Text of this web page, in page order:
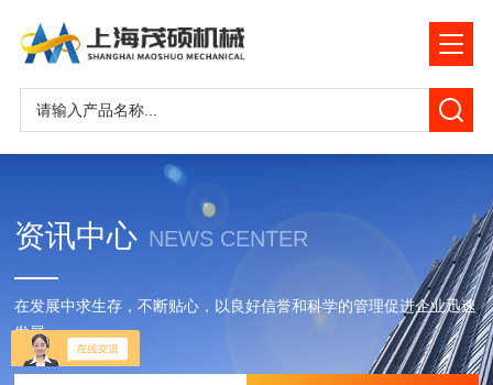
资讯中心 NEWS CENTER
在发展中求生存，不断贴心，以良好信誉和科学的管理促进企业迅速
发展